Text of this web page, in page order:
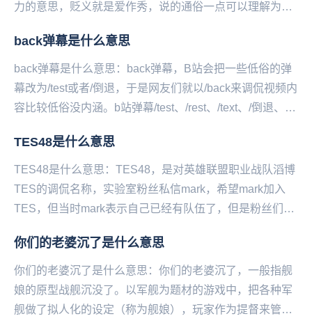
力的意思，贬义就是爱作秀，说的通俗一点可以理解为丑
back弹幕是什么意思
back弹幕是什么意思：back弹幕，B站会把一些低俗的弹
幕改为/test或者/倒退，于是网友们就以/back来调侃视频内
容比较低俗没内涵。b站弹幕/test、/rest、/text、/倒退、护
TES48是什么意思
TES48是什么意思：TES48，是对英雄联盟职业战队滔博
TES的调侃名称，实验室粉丝私信mark，希望mark加入
TES，但当时mark表示自己已经有队伍了，但是粉丝们都
你们的老婆沉了是什么意思
你们的老婆沉了是什么意思：你们的老婆沉了，一般指舰
娘的原型战舰沉没了。以军舰为题材的游戏中，把各种军
舰做了拟人化的设定（称为舰娘），玩家作为提督来管理